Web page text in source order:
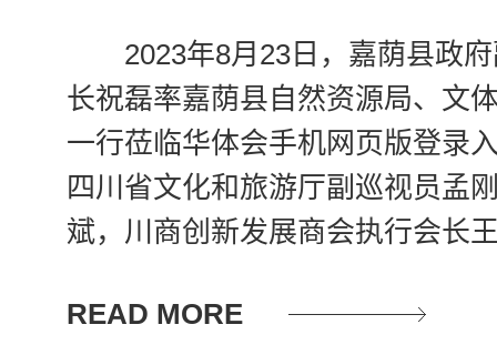
2023年8月23日，嘉荫县政
长祝磊率嘉荫县自然资源局、文
一行莅临华体会手机网页版登录
四川省文化和旅游厅副巡视员孟
斌，川商创新发展商会执行会长
READ MORE